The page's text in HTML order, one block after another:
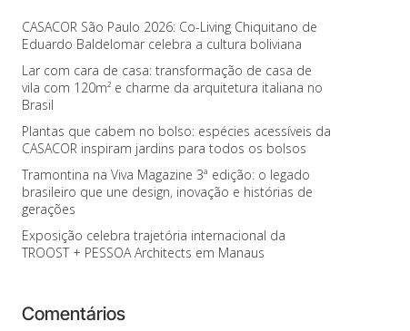
CASACOR São Paulo 2026: Co-Living Chiquitano de
Eduardo Baldelomar celebra a cultura boliviana
Lar com cara de casa: transformação de casa de
vila com 120m² e charme da arquitetura italiana no
Brasil
Plantas que cabem no bolso: espécies acessíveis da
CASACOR inspiram jardins para todos os bolsos
Tramontina na Viva Magazine 3ª edição: o legado
brasileiro que une design, inovação e histórias de
gerações
Exposição celebra trajetória internacional da
TROOST + PESSOA Architects em Manaus
Comentários